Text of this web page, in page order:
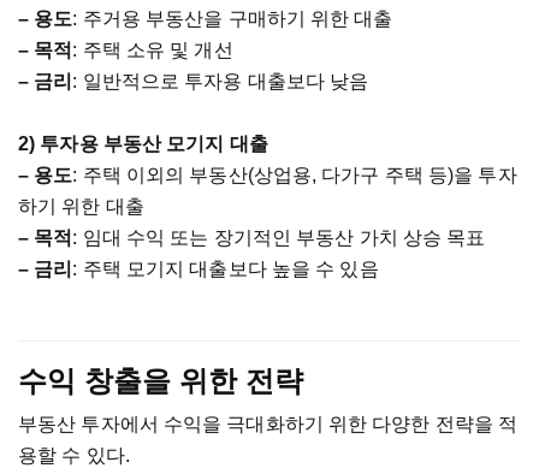
– 용도: 주거용 부동산을 구매하기 위한 대출
– 목적 : 주택 소유 및 개선
– 금리 : 일반적으로 투자용 대출보다 낮음
2) 투자용 부동산 모기지 대출
– 용도: 주택 이외의 부동산(상업용, 다가구 주택 등)을 투자
하기
위한 대출
– 목적 : 임대 수익 또는 장기적인 부동산 가치 상승 목표
– 금리 : 주택 모기지 대출보다 높을 수 있음
수익 창출을 위한 전략
부동산 투자에서 수익을 극대화하기 위한 다양한 전략을 적
용할 수 있다.